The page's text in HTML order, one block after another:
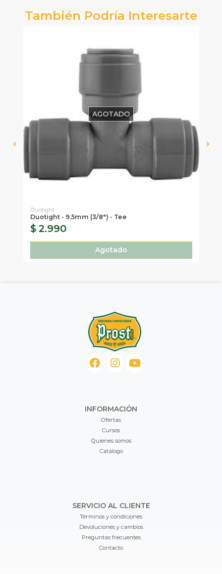
También Podría Interesarte
AGOTADO
Duotight
Duotight - 9.5mm (3/8") - Tee
$ 2.990
Agotado
INFORMACIÓN
Ofertas
Cursos
Quienes somos
Catálogo
SERVICIO AL CLIENTE
Términos y condiciones
Devoluciones y cambios
Preguntas frecuentes
Contacto